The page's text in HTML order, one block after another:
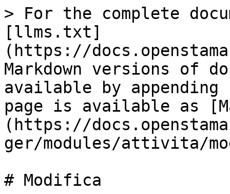
> For the complete
[llms.txt]
(https://
Markdown versions of
available by
page is available as
(https://
ger/modules/attivita/
# Modifica